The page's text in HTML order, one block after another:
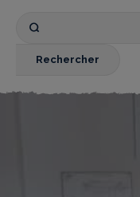
Fondation
Recherche
motsRechercher